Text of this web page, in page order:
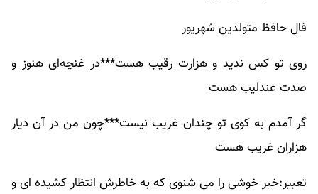
فال حافظ متولدین شهریور
روی تو کس ندید و هزارت رقیب هست***در غنچه‌ای هنوز و
صدت عندلیب هست
گر آمدم به کوی تو چندان غریب نیست***چون من در آن دیار
هزاران غریب هست
تعبیر:خبر خوشی را می شنوی که به خاطرش انتظار کشیده ای و